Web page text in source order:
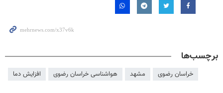
برچسب‌ها
خراسان رضوی مشهد هواشناسی خراسان‌ رضوی افزایش دما